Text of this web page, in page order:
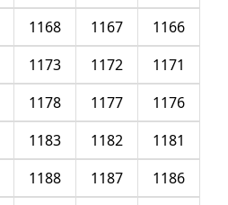
1166
1167
1168
1171
1172
1173
1176
1177
1178
1181
1182
1183
1186
1187
1188